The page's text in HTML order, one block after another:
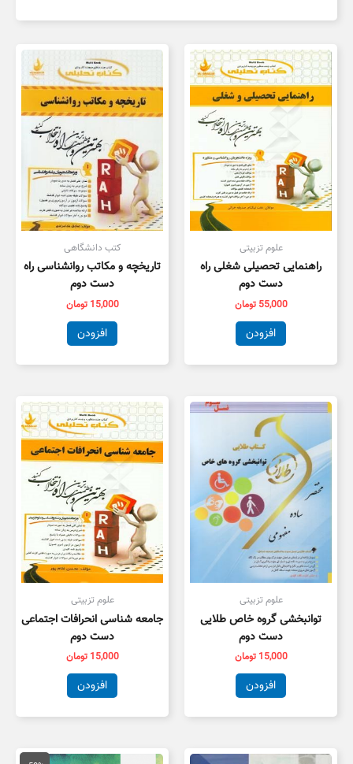
علوم تزبیتی
راهنمایی تحصیلی شغلی راه
دست دوم
55,000 تومان
افزودن
کتب دانشگاهی
تاریخچه و مکاتب روانشناسی راه
دست دوم
15,000 تومان
افزودن
علوم تزبیتی
توانبخشی گروه خاص طلایی
دست دوم
15,000 تومان
افزودن
علوم تزبیتی
جامعه شناسی انحرافات اجتماعی
دست دوم
15,000 تومان
افزودن
قیمت
قیمت